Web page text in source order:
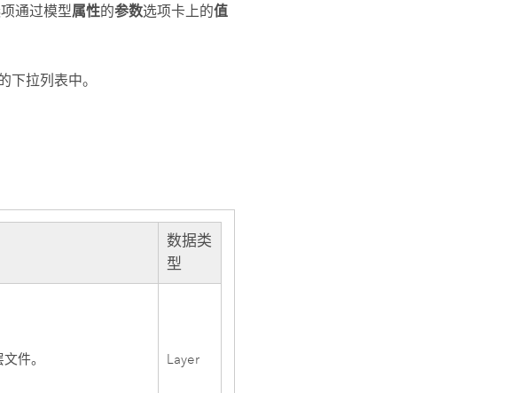
通过模型属性的参数选项卡上的值
下拉列表中。
数据类
型
件。 Layer